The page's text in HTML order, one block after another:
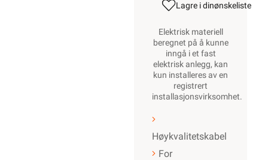
Lagre i dinønskeliste
Elektrisk materiell
beregnet på å kunne
inngå i et fast
elektrisk anlegg, kan
kun installeres av en
registrert
installasjonsvirksomhet.
Høykvalitetskabel
For